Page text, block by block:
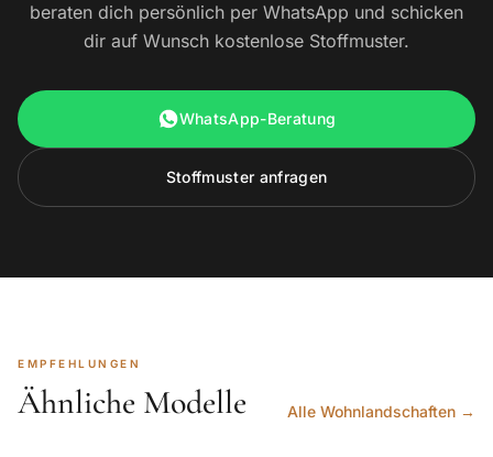
beraten dich persönlich per WhatsApp und schicken
dir auf Wunsch kostenlose Stoffmuster.
WhatsApp-Beratung
Stoffmuster anfragen
EMPFEHLUNGEN
Ähnliche Modelle Alle Wohnlandschaften →